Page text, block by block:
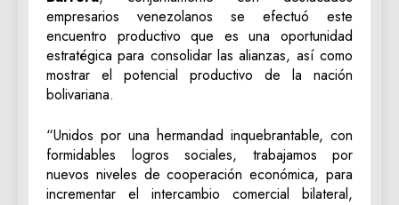
empresarios venezolanos se efectuó este
encuentro productivo que es una oportunidad
estratégica para consolidar las alianzas, así como
mostrar el potencial productivo de la nación
bolivariana.
“Unidos por una hermandad inquebrantable, con
formidables logros sociales, trabajamos por
nuevos niveles de cooperación económica, para
incrementar el intercambio comercial bilateral,